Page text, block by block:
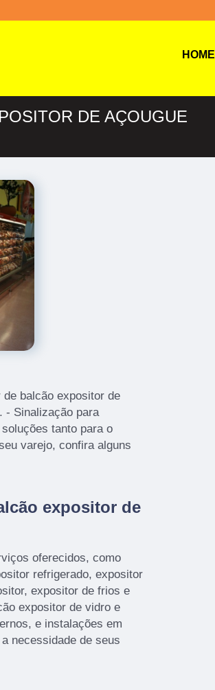
HOME
DE AÇOUGUE
balcão expositor de
- Sinalização para
tanto para o
varejo, confira alguns
expositor de
oferecidos, como
refrigerado, expositor
expositor de frios e
expositor de vidro e
e instalações em
necessidade de seus